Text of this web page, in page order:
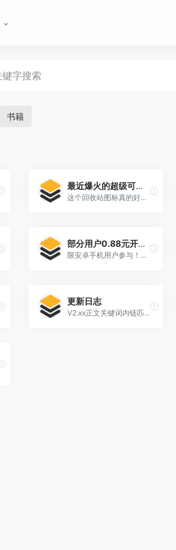
书籍
最近爆火的超级可爱的猫猫回收站设置教程来啦
这个回收站图标真的好可爱啊！对高中生来说可能有点幼稚，对大学生来说刚刚好~先看效果图：教程开始：1、提前[…]
部分用户0.88元开豪华绿钻月卡
限安卓手机用户参与！QQ音乐APP->我的->点击头像旁边的“绿钻图标”->右滑到“豪华绿[…]
更新日志
V2.xx正文关键词内链匹配所有文章类型的标签优化IE浏览器支持修复投稿审核设置无效问题修复不审核[…]